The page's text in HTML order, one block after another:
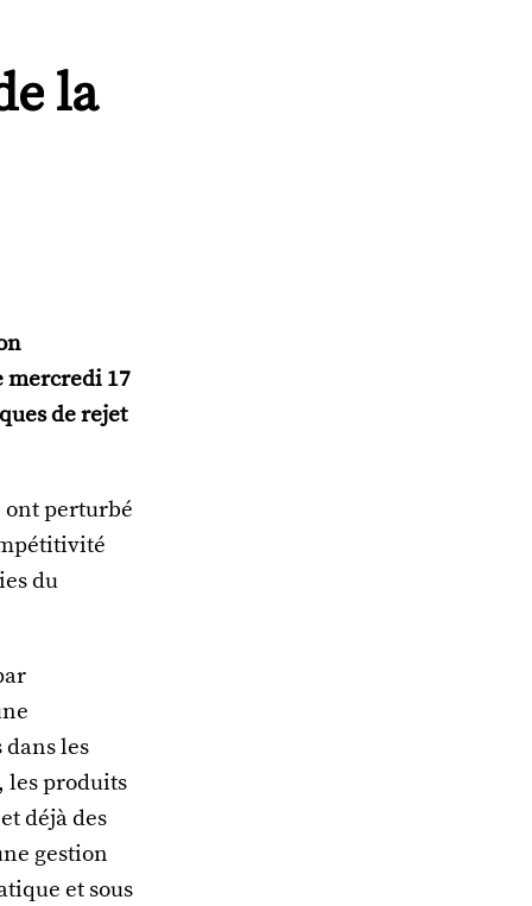
la
mercredi 17
de rejet
ont perturbé
du
les
les produits
déjà des
gestion
et sous